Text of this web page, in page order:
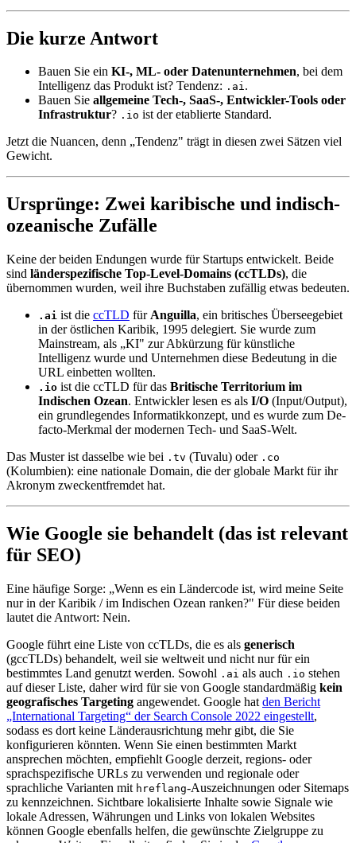
Die kurze Antwort
Bauen Sie ein KI-, ML- oder Datenunternehmen, bei dem
Intelligenz das Produkt ist? Tendenz: .ai.
Bauen Sie allgemeine Tech-, SaaS-, Entwickler-Tools oder
Infrastruktur? .io ist der etablierte Standard.
Jetzt die Nuancen, denn „Tendenz" trägt in diesen zwei Sätzen viel
Gewicht.
Ursprünge: Zwei karibische und indisch-
ozeanische Zufälle
Keine der beiden Endungen wurde für Startups entwickelt. Beide
sind länderspezifische Top-Level-Domains (ccTLDs), die
übernommen wurden, weil ihre Buchstaben zufällig etwas bedeuten.
.ai ist die ccTLD für Anguilla, ein britisches Überseegebiet
in der östlichen Karibik, 1995 delegiert. Sie wurde zum
Mainstream, als „KI" zur Abkürzung für künstliche
Intelligenz wurde und Unternehmen diese Bedeutung in die
URL einbetten wollten.
.io ist die ccTLD für das Britische Territorium im
Indischen Ozean. Entwickler lesen es als I/O (Input/Output),
ein grundlegendes Informatikkonzept, und es wurde zum De-
facto-Merkmal der modernen Tech- und SaaS-Welt.
Das Muster ist dasselbe wie bei .tv (Tuvalu) oder .co
(Kolumbien): eine nationale Domain, die der globale Markt für ihr
Akronym zweckentfremdet hat.
Wie Google sie behandelt (das ist relevant
für SEO)
Eine häufige Sorge: „Wenn es ein Ländercode ist, wird meine Seite
nur in der Karibik / im Indischen Ozean ranken?" Für diese beiden
lautet die Antwort: Nein.
Google führt eine Liste von ccTLDs, die es als generisch
(gccTLDs) behandelt, weil sie weltweit und nicht nur für ein
bestimmtes Land genutzt werden. Sowohl .ai als auch .io stehen
auf dieser Liste, daher wird für sie von Google standardmäßig kein
geografisches Targeting angewendet. Google hat den Bericht
„International Targeting“ der Search Console 2022 eingestellt,
sodass es dort keine Länderausrichtung mehr gibt, die Sie
konfigurieren könnten. Wenn Sie einen bestimmten Markt
ansprechen möchten, empfiehlt Google derzeit, regions- oder
sprachspezifische URLs zu verwenden und regionale oder
sprachliche Varianten mit hreflang-Auszeichnungen oder Sitemaps
zu kennzeichnen. Sichtbare lokalisierte Inhalte sowie Signale wie
lokale Adressen, Währungen und Links von lokalen Websites
können Google ebenfalls helfen, die gewünschte Zielgruppe zu